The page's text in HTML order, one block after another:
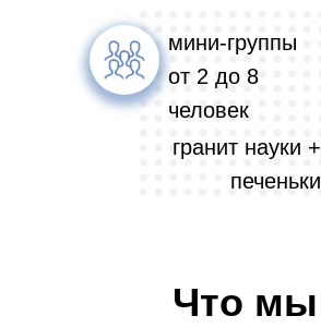
мини-группы
от 2 до 8
человек
гранит науки +
печеньки
Что мы